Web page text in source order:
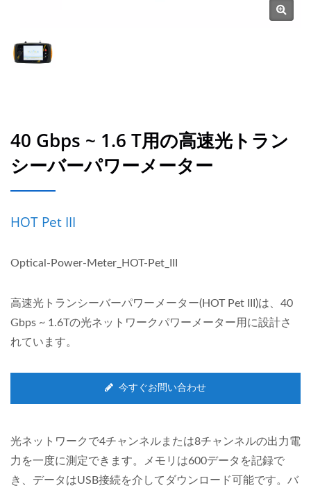
40 Gbps ~ 1.6 T用の高速光トラン
シーバーパワーメーター
HOT Pet III
Optical-Power-Meter_HOT-Pet_III
高速光トランシーバーパワーメーター(HOT Pet III)は、40
Gbps ~ 1.6Tの光ネットワークパワーメーター用に設計さ
れています。
今すぐお問い合わせ
光ネットワークで4チャンネルまたは8チャンネルの出力電
力を一度に測定できます。メモリは600データを記録で
き、データはUSB接続を介してダウンロード可能です。バ